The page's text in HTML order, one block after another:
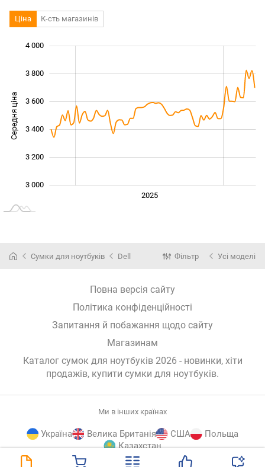
Ціна К-сть магазинів
Середня ціна
3 000
3 200
3 400
3 600
4 000
3 800
2025
Сумки для ноутбуків Dell Фільтр Усі моделі
Повна версія сайту
Політика конфіденційності
Запитання й побажання щодо сайту
Магазинам
Каталог сумок для ноутбуків 2026 - новинки, хіти
продажів, купити сумки для ноутбуків.
Ми в інших країнах
Україна Велика Британія США
Польща
Казахстан